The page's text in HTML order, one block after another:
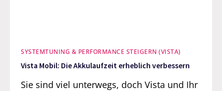
SYSTEMTUNING & PERFORMANCE STEIGERN (VISTA)
Vista Mobil: Die Akkulaufzeit erheblich verbessern
Sie sind viel unterwegs, doch Vista und Ihr